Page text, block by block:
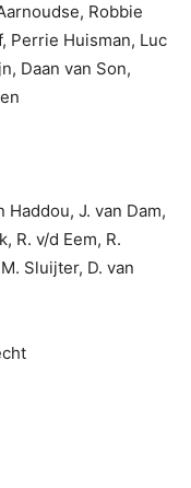
Robbie
Perrie Huisman, Luc
Daan van Son,
J. van Dam,
R. v/d Eem, R.
Sluijter, D. van